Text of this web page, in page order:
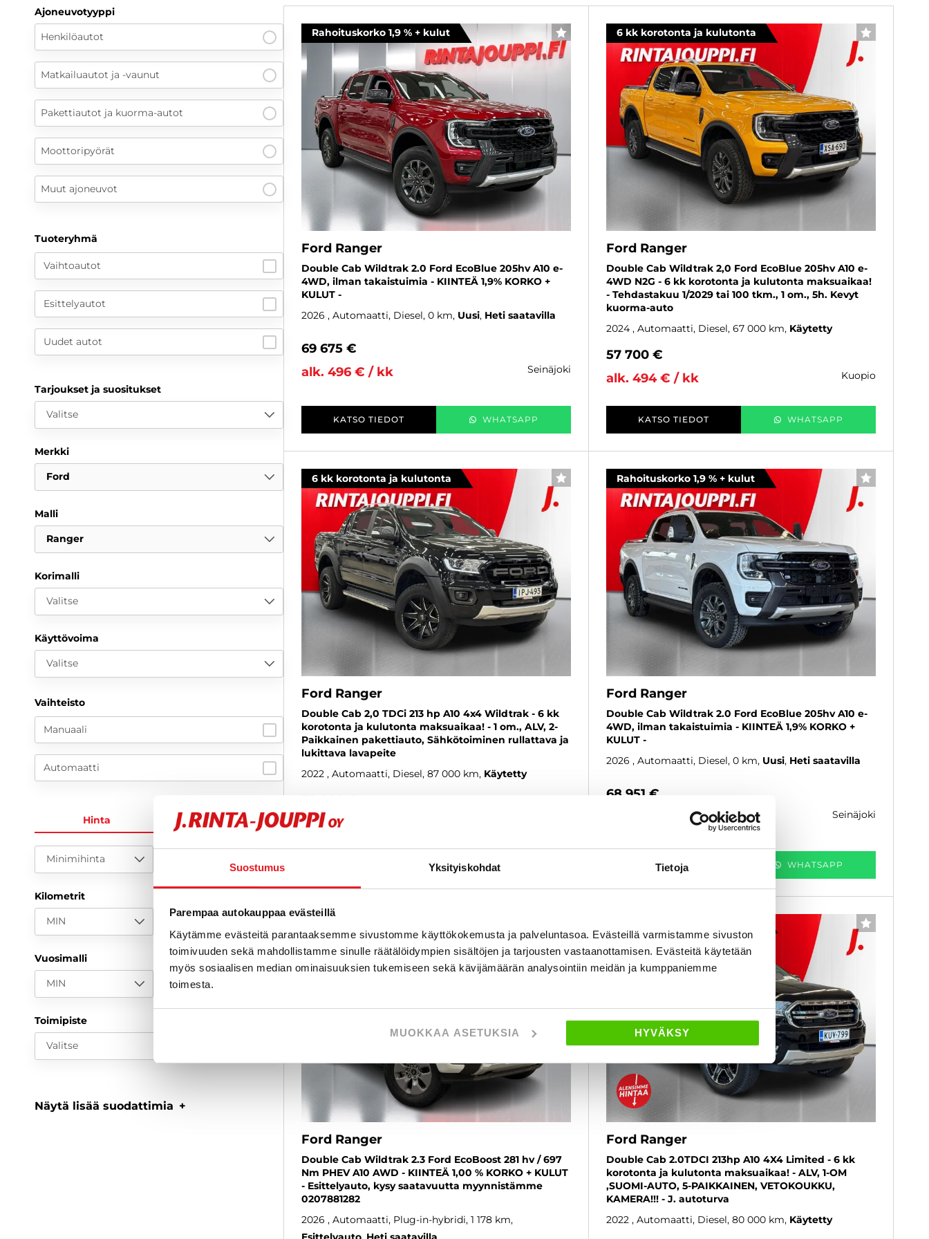
Suostumus Yksityiskohdat Tietoja
Parempaa autokauppaa evästeillä
Käytämme evästeitä parantaaksemme sivustomme käyttökokemusta ja palveluntasoa. Evästeillä varmistamme sivuston
toimivuuden sekä mahdollistamme sinulle räätälöidympien sisältöjen ja tarjousten vastaanottamisen. Evästeitä käytetään
myös sosiaalisen median ominaisuuksien tukemiseen sekä kävijämäärän analysointiin meidän ja kumppaniemme
toimesta.
MUOKKAA ASETUKSIA HYVÄKSY
Ajoneuvotyyppi
Henkilöautot
Matkailuautot ja -vaunut
Pakettiautot ja kuorma-autot
Moottoripyörät
Muut ajoneuvot
Tuoteryhmä
Vaihtoautot
Esittelyautot
Uudet autot
Tarjoukset ja suositukset
Valitse
Merkki
Ford
Malli
Ranger
Korimalli
Valitse
Käyttövoima
Valitse
Vaihteisto
Manuaali
Automaatti
Hinta KK-erä
Minimihinta
Kilometrit
MIN
Vuosimalli
MIN MAX
Toimipiste
Valitse
Näytä lisää suodattimia
Rahoituskorko 1,9 % + kulut SUOSIKKI
Ford Ranger
Double Cab Wildtrak 2.0 Ford EcoBlue 205hv A10 e-
4WD, ilman takaistuimia - KIINTEÄ 1,9% KORKO +
KULUT -
2026 , Automaatti, Diesel, 0 km Uusi Heti saatavilla
69 675 €
alk. 496 € / kk
seinäjoki
KATSO TIEDOT WHATSAPP
6 kk korotonta ja kulutonta SUOSIKKI
Ford Ranger
Double Cab Wildtrak 2,0 Ford EcoBlue 205hv A10 e-
4WD N2G - 6 kk korotonta ja kulutonta maksuaikaa!
- Tehdastakuu 1/2029 tai 100 tkm., 1 om., 5h. Kevyt
kuorma-auto
2024 , Automaatti, Diesel, 67 000 km Käytetty
57 700 €
alk. 494 € / kk
kuopio
KATSO TIEDOT WHATSAPP
6 kk korotonta ja kulutonta SUOSIKKI
Ford Ranger
Double Cab 2,0 TDCi 213 hp A10 4x4 Wildtrak - 6 kk
korotonta ja kulutonta maksuaikaa! - 1 om., ALV, 2-
Paikkainen pakettiauto, Sähkötoiminen rullattava ja
lukittava lavapeite
2022 , Automaatti, Diesel, 87 000 km Käytetty
alk. 350 € / kk
WHATSAPP
Rahoituskorko 1,9 % + kulut SUOSIKKI
Ford Ranger
Double Cab Wildtrak 2.0 Ford EcoBlue 205hv A10 e-
4WD, ilman takaistuimia - KIINTEÄ 1,9% KORKO +
KULUT -
2026 , Automaatti, Diesel, 0 km Uusi Heti saatavilla
68 951 €
alk. 492 € / kk
seinäjoki
KATSO TIEDOT WHATSAPP
Ford Ranger
Double Cab Wildtrak 2.3 Ford EcoBoost 281 hv / 697
Nm PHEV A10 AWD - KIINTEÄ 1,00 % KORKO + KULUT
- Esittelyauto, kysy saatavuutta myynnistämme
0207881282
2026 , Automaatti, Plug-in-hybridi, 1 178 km
SUOSIKKI
Ford Ranger
Double Cab 2.0TDCI 213hp A10 4X4 Limited - 6 kk
korotonta ja kulutonta maksuaikaa! - ALV, 1-OM
,SUOMI-AUTO, 5-PAIKKAINEN, VETOKOUKKU,
KAMERA!!! - J. autoturva
2022 , Automaatti, Diesel, 80 000 km Käytetty